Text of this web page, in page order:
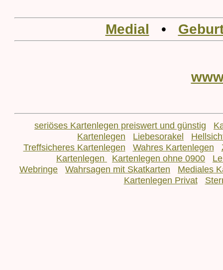
Medial •
seriöses Kartenlegen preiswert und günstig
Kartenlegen
Liebesorakel
Treffsicheres Kartenlegen
Wahres Kartenlegen
Kartenlegen
Kartenlegen ohne 0900
Webringe
Wahrsagen mit Skatkarten
Mediales
Kartenlegen Privat